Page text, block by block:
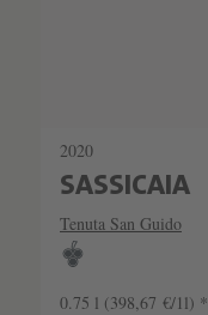
2020
SASSICAIA
Tenuta San Guido
0.75 l (398,67 €/1l) *